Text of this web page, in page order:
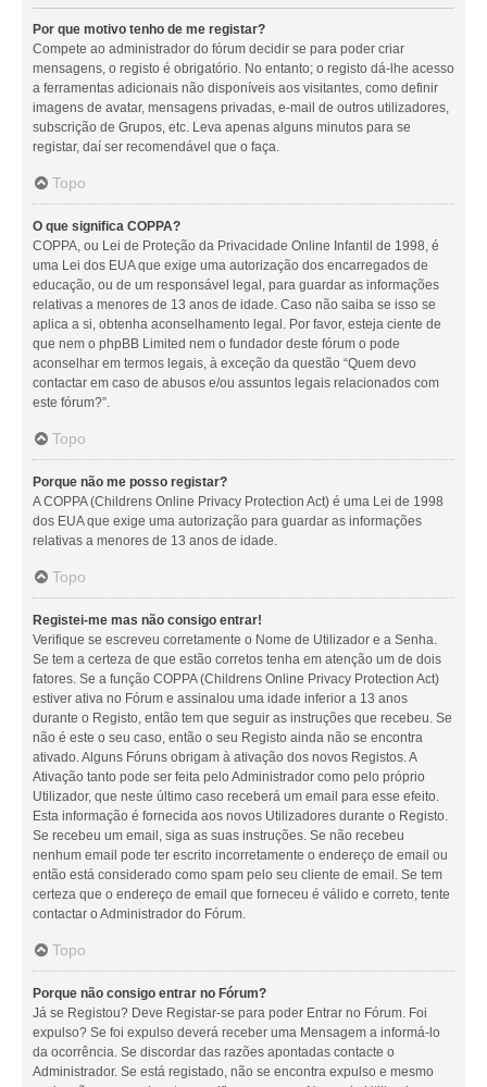
Por que motivo tenho de me registar?
Compete ao administrador do fórum decidir se para poder criar
mensagens, o registo é obrigatório. No entanto; o registo dá-lhe acesso
a ferramentas adicionais não disponíveis aos visitantes, como definir
imagens de avatar, mensagens privadas, e-mail de outros utilizadores,
subscrição de Grupos, etc. Leva apenas alguns minutos para se
registar, daí ser recomendável que o faça.
Topo
O que significa COPPA?
COPPA, ou Lei de Proteção da Privacidade Online Infantil de 1998, é
uma Lei dos EUA que exige uma autorização dos encarregados de
educação, ou de um responsável legal, para guardar as informações
relativas a menores de 13 anos de idade. Caso não saiba se isso se
aplica a si, obtenha aconselhamento legal. Por favor, esteja ciente de
que nem o phpBB Limited nem o fundador deste fórum o pode
aconselhar em termos legais, à exceção da questão “Quem devo
contactar em caso de abusos e/ou assuntos legais relacionados com
este fórum?”.
Topo
Porque não me posso registar?
A COPPA (Childrens Online Privacy Protection Act) é uma Lei de 1998
dos EUA que exige uma autorização para guardar as informações
relativas a menores de 13 anos de idade.
Topo
Registei-me mas não consigo entrar!
Verifique se escreveu corretamente o Nome de Utilizador e a Senha.
Se tem a certeza de que estão corretos tenha em atenção um de dois
fatores. Se a função COPPA (Childrens Online Privacy Protection Act)
estiver ativa no Fórum e assinalou uma idade inferior a 13 anos
durante o Registo, então tem que seguir as instruções que recebeu. Se
não é este o seu caso, então o seu Registo ainda não se encontra
ativado. Alguns Fóruns obrigam à ativação dos novos Registos. A
Ativação tanto pode ser feita pelo Administrador como pelo próprio
Utilizador, que neste último caso receberá um email para esse efeito.
Esta informação é fornecida aos novos Utilizadores durante o Registo.
Se recebeu um email, siga as suas instruções. Se não recebeu
nenhum email pode ter escrito incorretamente o endereço de email ou
então está considerado como spam pelo seu cliente de email. Se tem
certeza que o endereço de email que forneceu é válido e correto, tente
contactar o Administrador do Fórum.
Topo
Porque não consigo entrar no Fórum?
Já se Registou? Deve Registar-se para poder Entrar no Fórum. Foi
expulso? Se foi expulso deverá receber uma Mensagem a informá-lo
da ocorrência. Se discordar das razões apontadas contacte o
Administrador. Se está registado, não se encontra expulso e mesmo